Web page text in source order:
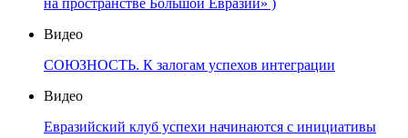
на пространстве Большой Евразии» )
Видео
СОЮЗНОСТЬ. К залогам успехов интеграции
Видео
Евразийский клуб успехи начинаются с инициативы